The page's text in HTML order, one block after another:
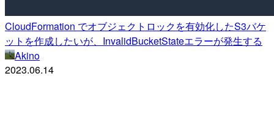
CloudFormation でオブジェクトロックを有効化したS3バケ
ットを作成したいが、InvalidBucketStateエラーが発生する
Akino
2023.06.14